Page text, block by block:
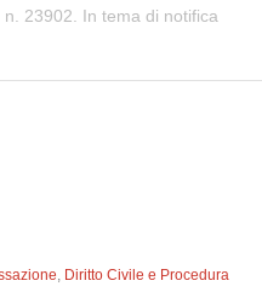
23902. In tema di notifica
, Diritto Civile e Procedura